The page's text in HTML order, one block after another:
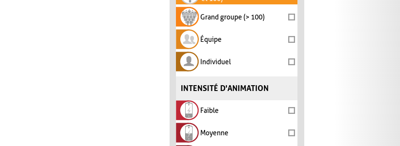
Grand groupe (> 100)
Équipe
Individuel
INTENSITÉ D'ANIMATION
Faible
Moyenne